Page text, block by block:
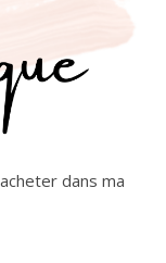
dans ma